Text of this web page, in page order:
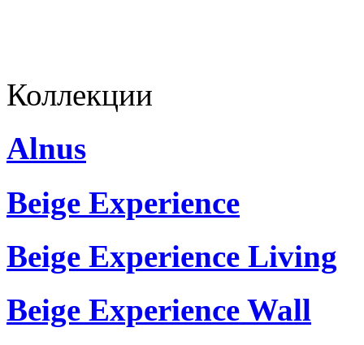
Коллекции
Alnus
Beige Experience
Beige Experience Living
Beige Experience Wall